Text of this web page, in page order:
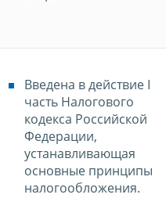
Введена в действие I
часть Налогового
кодекса Российской
Федерации,
устанавливающая
основные принципы
налогообложения.